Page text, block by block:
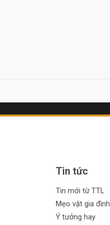
Tin tức
Tin mới từ TTL
Mẹo vặt gia đình
Ý tưởng hay